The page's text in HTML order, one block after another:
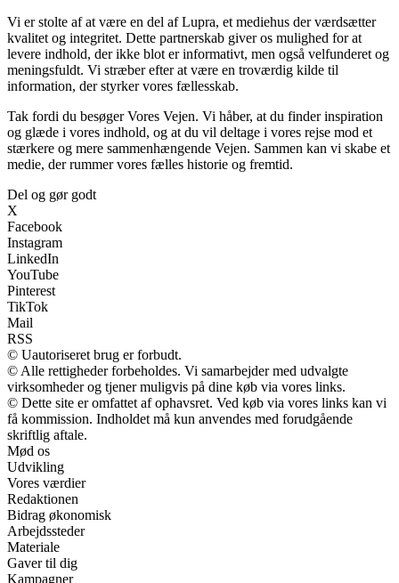
Vi er stolte af at være en del af Lupra, et mediehus der værdsætter
kvalitet og integritet. Dette partnerskab giver os mulighed for at
levere indhold, der ikke blot er informativt, men også velfunderet og
meningsfuldt. Vi stræber efter at være en troværdig kilde til
information, der styrker vores fællesskab.
Tak fordi du besøger Vores Vejen. Vi håber, at du finder inspiration
og glæde i vores indhold, og at du vil deltage i vores rejse mod et
stærkere og mere sammenhængende Vejen. Sammen kan vi skabe et
medie, der rummer vores fælles historie og fremtid.
Del og gør godt
X
Facebook
Instagram
LinkedIn
YouTube
Pinterest
TikTok
Mail
RSS
© Uautoriseret brug er forbudt.
© Alle rettigheder forbeholdes. Vi samarbejder med udvalgte
virksomheder og tjener muligvis på dine køb via vores links.
© Dette site er omfattet af ophavsret. Ved køb via vores links kan vi
få kommission. Indholdet må kun anvendes med forudgående
skriftlig aftale.
Mød os
Udvikling
Vores værdier
Redaktionen
Bidrag økonomisk
Arbejdssteder
Materiale
Gaver til dig
Kampagner